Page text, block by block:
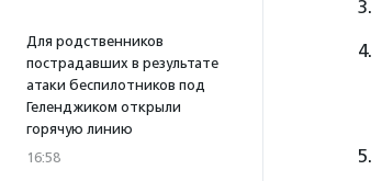
Для родственников
пострадавших в результате
атаки беспилотников под
Геленджиком открыли
горячую линию
16:58